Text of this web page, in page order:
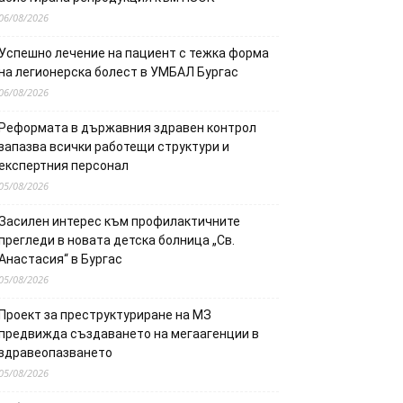
08/2026
лечение на пациент с тежка форма
легионерска болест в УМБАЛ Бургас
08/2026
в държавния здравен контрол
всички работещи структури и
персонал
08/2026
интерес към профилактичните
в новата детска болница „Св.
в Бургас
08/2026
за преструктуриране на МЗ
създаването на мегаагенции в
08/2026